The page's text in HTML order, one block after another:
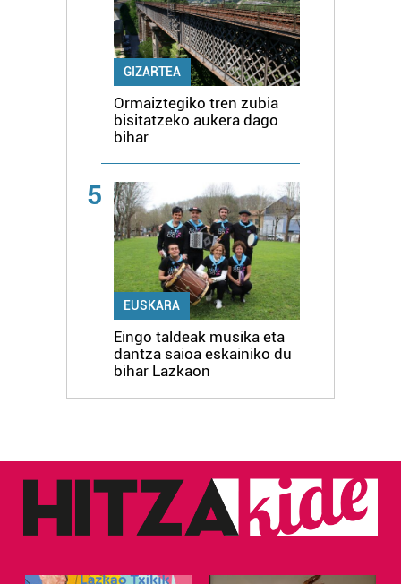
GIZARTEA
Ormaiztegiko tren zubia
bisitatzeko aukera dago
bihar
5
EUSKARA
Eingo taldeak musika eta
dantza saioa eskainiko du
bihar Lazkaon